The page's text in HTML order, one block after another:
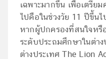
เฉพาะมากขึ้น เพื่อเตรีย
ไปคือในช่วงวัย 11 ปีขึ้นไ
หากผู้ปกครองที่สนใจหรื
ระดับประถมศึกษาในต่าง
ต่างประเทศ The Lion